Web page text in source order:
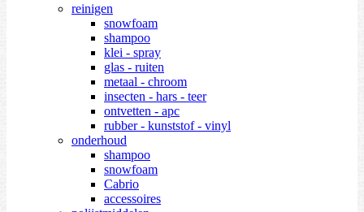
reinigen
snowfoam
shampoo
klei - spray
glas - ruiten
metaal - chroom
insecten - hars - teer
ontvetten - apc
rubber - kunststof - vinyl
onderhoud
shampoo
snowfoam
Cabrio
accessoires